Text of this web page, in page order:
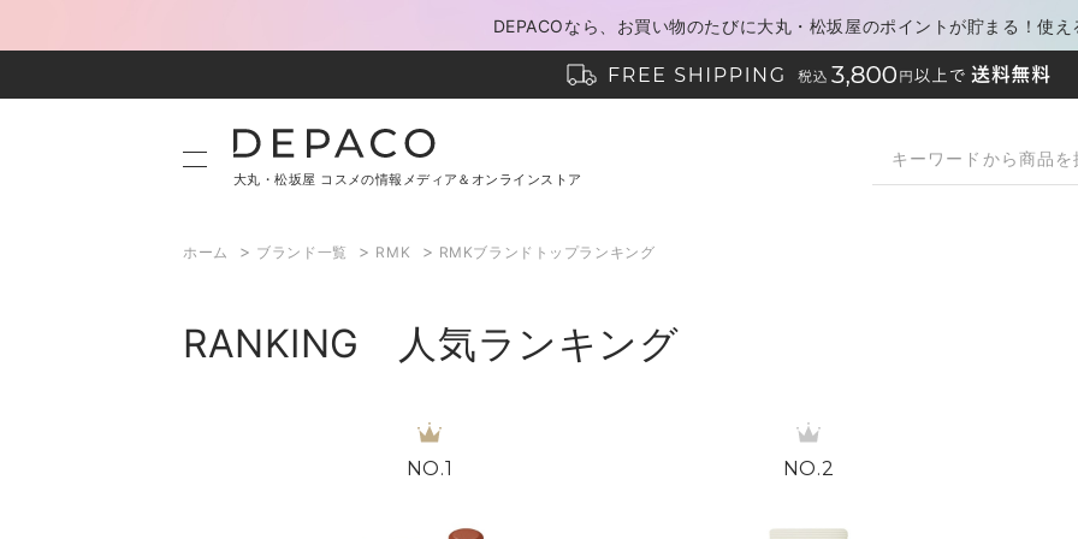
DEPACOなら、お買い物のたびに大丸・松坂屋のポイントが貯まる！使え
大丸・松坂屋 コスメの情報メディア＆オンラインストア
ホーム > ブランド一覧 > RMK > RMKブランドトップランキング
RANKING 人気ランキング
1 2